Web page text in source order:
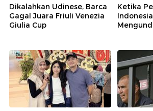
Dikalahkan Udinese, Barca
Gagal Juara Friuli Venezia
Giulia Cup
Ketika